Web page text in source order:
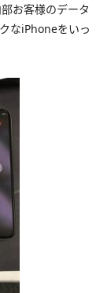
お客様のデータ
なiPhoneをいっ